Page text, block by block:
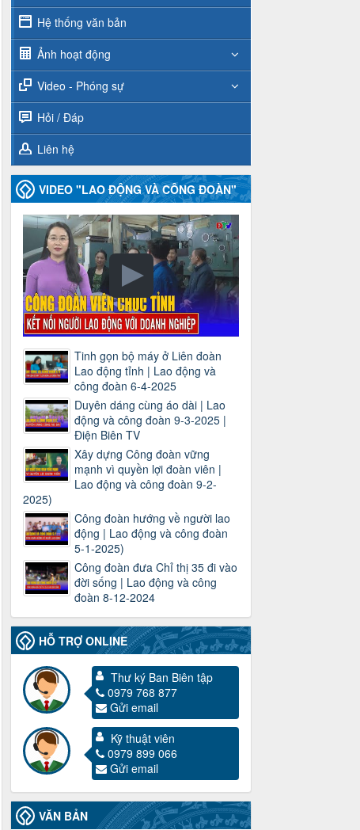
Hệ thống văn bản
Ảnh hoạt động
Video - Phóng sự
Hỏi / Đáp
Liên hệ
VIDEO "LAO ĐỘNG VÀ CÔNG ĐOÀN"
Tinh gọn bộ máy ở Liên đoàn
Lao động tỉnh | Lao động và
công đoàn 6-4-2025
Duyên dáng cùng áo dài | Lao
động và công đoàn 9-3-2025 |
Điện Biên TV
Xây dựng Công đoàn vững
mạnh vì quyền lợi đoàn viên |
Lao động và công đoàn 9-2-
2025)
Công đoàn hướng về người lao
động | Lao động và công đoàn
5-1-2025)
Công đoàn đưa Chỉ thị 35 đi vào
đời sống | Lao động và công
đoàn 8-12-2024
HỖ TRỢ ONLINE
Thư ký Ban Biên tập
0979 768 877
Gửi email
Kỹ thuật viên
0979 899 066
Gửi email
VĂN BẢN
Công văn hướng dẫn công tác quả lý tài
chính, tài sản công đoàn khi đơn vị sát
nhập, chấm dứt hoạt động
Thời gian đăng: 13/04/2025
lượt xem: 2005 | lượt tải:719
60/TB-LĐLĐ
Thông báo công khai dự toán thu, chi
tài chính công đoàn LĐLĐ tỉnh Điện
Biên năm 2025
Thời gian đăng: 28/04/2025